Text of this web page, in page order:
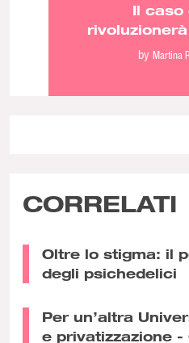
Il caso
by Martina
CORRELATI
Oltre lo stigma: il
degli psichedelici
Per un’altra
e privatizzazione